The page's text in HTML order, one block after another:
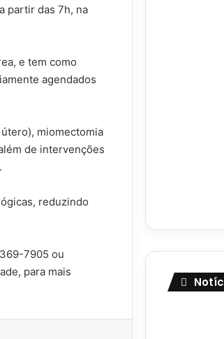
partir das 7h, na
e tem como
agendados
miomectomia
de intervenções
reduzindo
7905 ou
para mais